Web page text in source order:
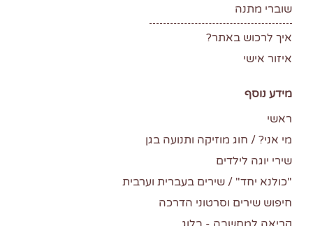
שוברי מתנה
איך לרכוש באתר?
איזור אישי
מידע נוסף
ראשי
מי אני? / חוג מוזיקה ותנועה בגן
שירי יוגה לילדים
"כולנא יחד" / שירים בעברית וערבית
חיפוש שירים וסרטוני הדרכה